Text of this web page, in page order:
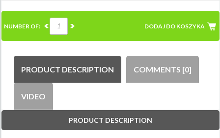
DODAJ DO KOSZYKA
NUMBER OF:
PRODUCT DESCRIPTION COMMENTS [0]
VIDEO
PRODUCT DESCRIPTION